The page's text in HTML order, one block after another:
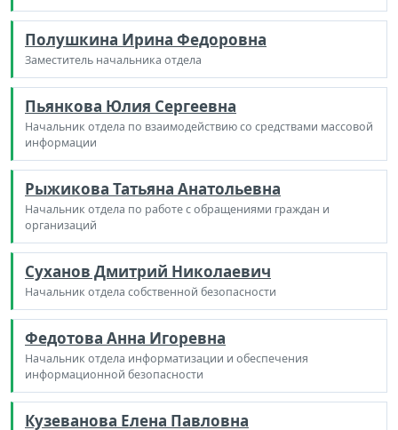
Полушкина Ирина Федоровна
Заместитель начальника отдела
Пьянкова Юлия Сергеевна
Начальник отдела по взаимодействию со средствами массовой
информации
Рыжикова Татьяна Анатольевна
Начальник отдела по работе с обращениями граждан и
организаций
Суханов Дмитрий Николаевич
Начальник отдела собственной безопасности
Федотова Анна Игоревна
Начальник отдела информатизации и обеспечения
информационной безопасности
Кузеванова Елена Павловна